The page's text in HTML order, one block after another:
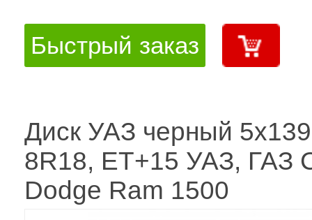
Быстрый заказ
Диск УАЗ черный
8R18, ET+15 УАЗ, ГАЗ
Dodge Ram 1500